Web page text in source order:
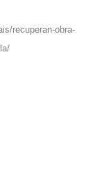
recuperan-obra-